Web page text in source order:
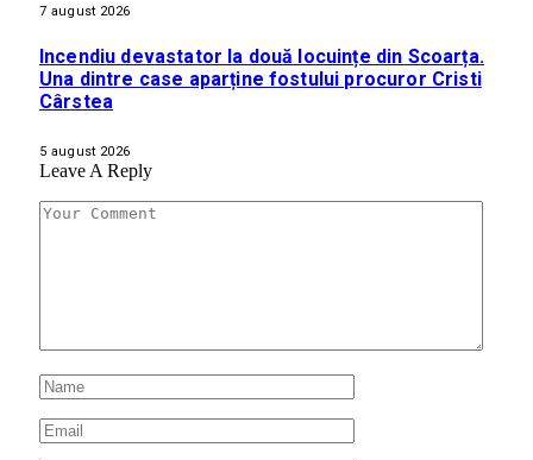
7 august 2026
Incendiu devastator la două locuințe din Scoarța.
Una dintre case aparține fostului procuror Cristi
Cârstea
5 august 2026
Leave A Reply